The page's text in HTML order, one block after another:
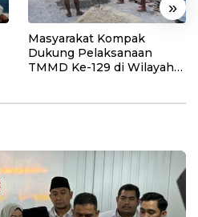
»
Masyarakat Kompak
Dukung Pelaksanaan
TMMD Ke-129 di Wilayah